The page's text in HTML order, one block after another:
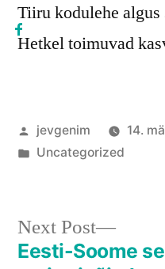
Tiiru kodulehe algus
Hetkel toimuvad
Posted
by
jevgenim
14.
Posted
Uncategorized
Next Post
Next
post:
Eesti-Soome